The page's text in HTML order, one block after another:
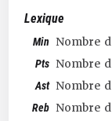
Lexique
Min Nombre
Pts Nombre
Ast Nombre
Reb Nombre